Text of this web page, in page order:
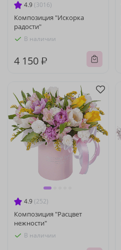
4.9 (3016)
Композиция "Искорка
радости"
В наличии
4 150 ₽
4.9 (252)
Композиция "Расцвет
нежности"
В наличии